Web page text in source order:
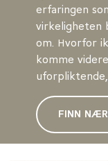
erfaringen
virkeligheten
om. Hvorfor
komme
FINN